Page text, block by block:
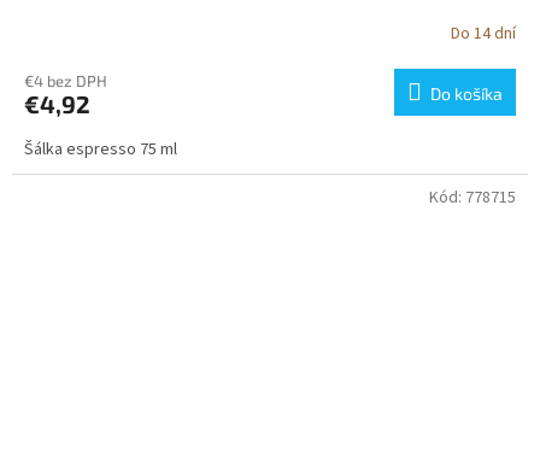
Do 14 dní
€4 bez DPH
€4,92 Do košíka
Šálka espresso 75 ml
Kód: 778715